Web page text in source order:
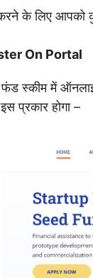
के लिए आपको
On Portal
फंड स्कीम में
प्रकार होगा –